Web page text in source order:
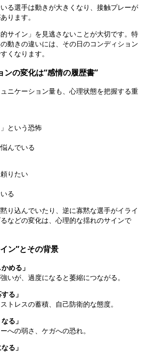
る選手は動きが大きくなり、接触プレーが
ります。
サイン」を見逃さないことが大切です。特
動きの違いには、その日のコンディション
くなります。
の変化は“感情の履歴書”
ニケーション量も、心理状態を把握する重
という恐怖
んでいる
りたい
る
り込んでいたり、逆に寡黙な選手がイライ
などの変化は、心理的な揺れのサインで
ン”とその背景
める」
いが、過度になると萎縮につながる。
る」
トレスの蓄積、自己防衛的な態度。
る」
への弱さ、ケガへの恐れ。
る」